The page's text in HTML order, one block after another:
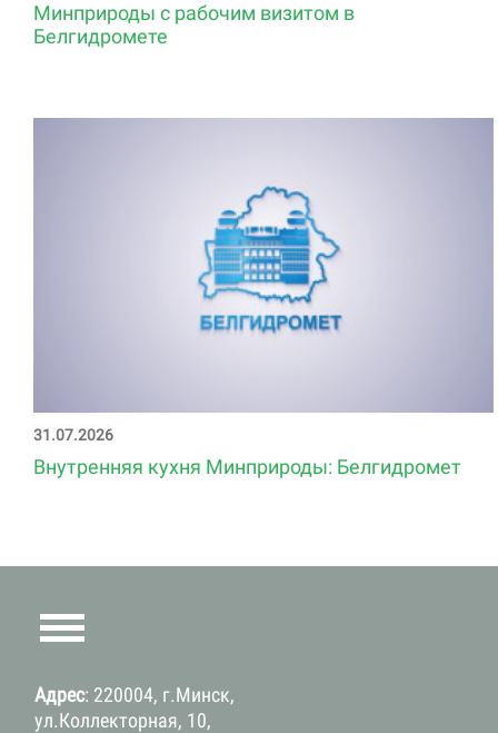
Минприроды с рабочим визитом в
Белгидромете
31.07.2026
Внутренняя кухня Минприроды: Белгидромет
Адрес: 220004, г.Минск,
ул.Коллекторная, 10,